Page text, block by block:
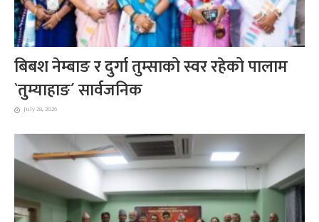
बिबश नेम्बाङ र दुर्गा तुम्साको स्वर रहेको पालाम
`तुम्याहाङ´ सार्वजनिक
July 28, 2026